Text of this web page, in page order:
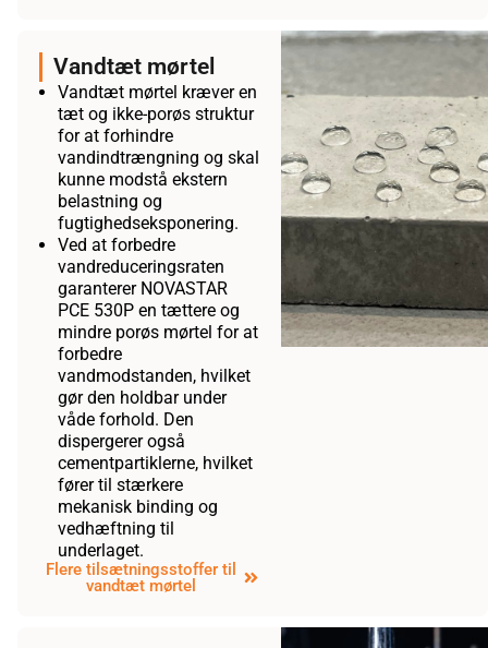
Vandtæt mørtel
Vandtæt mørtel kræver en
tæt og ikke-porøs struktur
for at forhindre
vandindtrængning og skal
kunne modstå ekstern
belastning og
fugtighedseksponering.
Ved at forbedre
vandreduceringsraten
garanterer NOVASTAR
PCE 530P en tættere og
mindre porøs mørtel for at
forbedre
vandmodstanden, hvilket
gør den holdbar under
våde forhold. Den
dispergerer også
cementpartiklerne, hvilket
fører til stærkere
mekanisk binding og
vedhæftning til
underlaget.
Flere tilsætningsstoffer til
vandtæt mørtel